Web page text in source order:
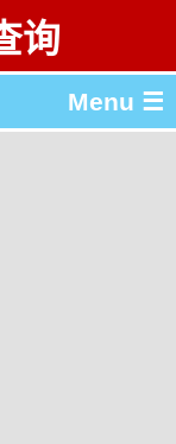
询
Menu ☰